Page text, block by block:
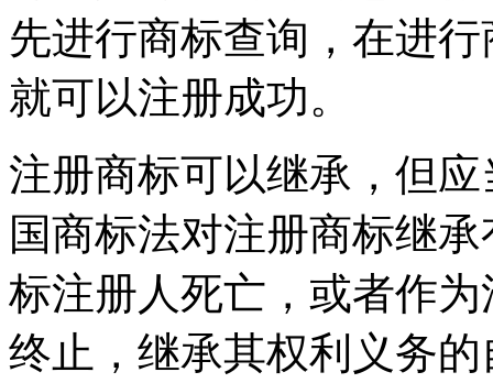
先进行商标查询，在进
就可以注册成功。
注册商标可以继承，但
国商标法对注册商标继
标注册人死亡，或者作
终止，继承其权利义务